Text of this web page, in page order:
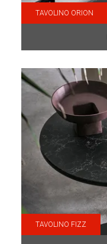
TAVOLINO ORION
TAVOLINO FIZZ